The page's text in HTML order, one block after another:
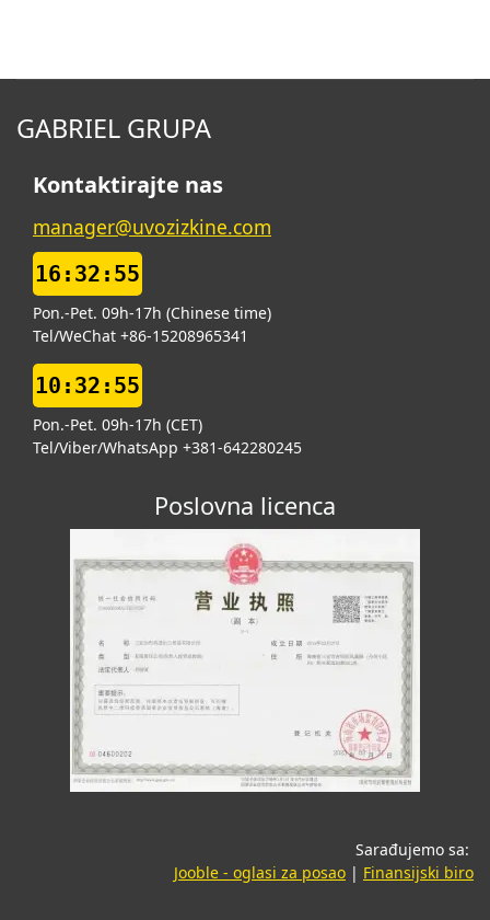
GABRIEL GRUPA
Kontaktirajte nas
manager@uvozizkine.com
16:32:56
Pon.-Pet. 09h-17h (Chinese time)
Tel/WeChat +86-15208965341
10:32:56
Pon.-Pet. 09h-17h (CET)
Tel/Viber/WhatsApp +381-642280245
Poslovna licenca
Sarađujemo sa:
Jooble - oglasi za posao(opens in a new
| Finansijski biro